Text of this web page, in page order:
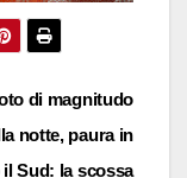
di magnitudo
notte, paura in
Sud: la scossa